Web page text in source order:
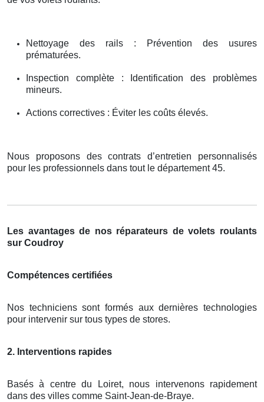
Nettoyage des rails : Prévention des usures
prématurées.
Inspection complète : Identification des problèmes
mineurs.
Actions correctives : Éviter les coûts élevés.
Nous proposons des contrats d’entretien personnalisés
pour les professionnels dans tout le département 45.
Les avantages de nos réparateurs de volets roulants
sur Coudroy
Compétences certifiées
Nos techniciens sont formés aux dernières technologies
pour intervenir sur tous types de stores.
2. Interventions rapides
Basés à centre du Loiret, nous intervenons rapidement
dans des villes comme Saint-Jean-de-Braye.